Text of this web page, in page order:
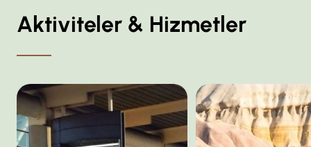
Aktiviteler & Hizmetler